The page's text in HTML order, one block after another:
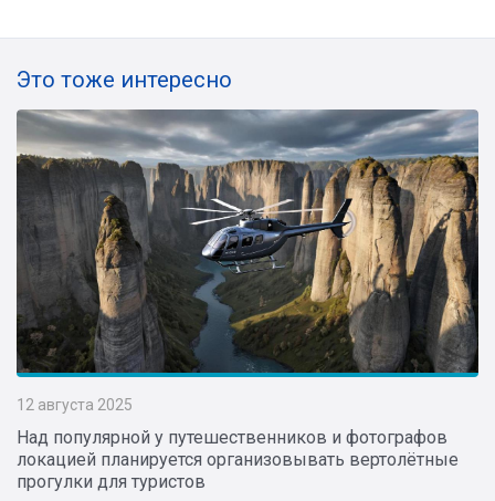
Это тоже интересно
12 августа 2025
Над популярной у путешественников и фотографов
локацией планируется организовывать вертолётные
прогулки для туристов